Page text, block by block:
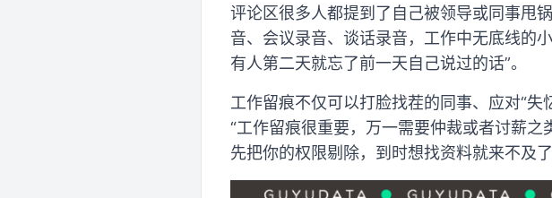
评论区很多人都提到了自己被领导或同事甩
音、会议录音、谈话录音，工作中无底线的
有人第二天就忘了前一天自己说过的话”。
工作留痕不仅可以打脸找茬的同事、应对“失
“工作留痕很重要，万一需要仲裁或者讨薪
先把你的权限剔除，到时想找资料就来不及